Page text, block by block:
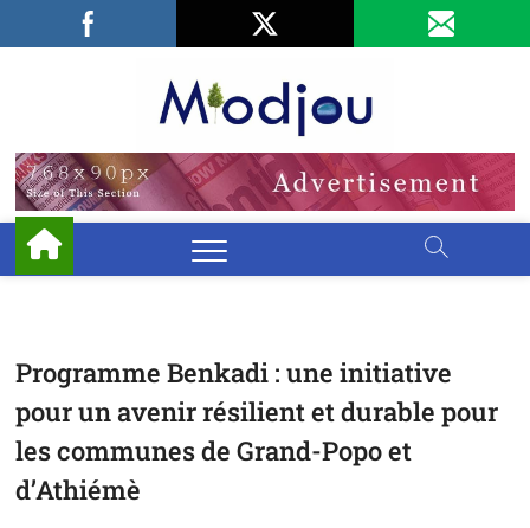
Facebook
LinkedIn
Programme Benkadi : une initiative
pour un avenir résilient et durable pour
les communes de Grand-Popo et
d’Athiémè